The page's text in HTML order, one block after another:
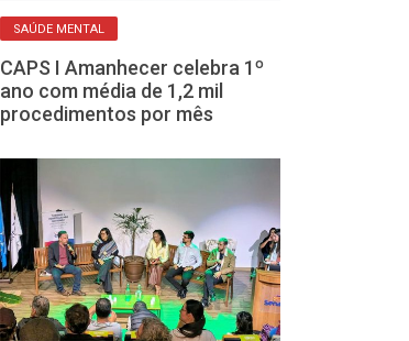
SAÚDE MENTAL
CAPS I Amanhecer celebra 1º
ano com média de 1,2 mil
procedimentos por mês